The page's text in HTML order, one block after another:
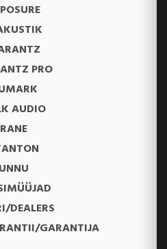
PRO
AUDIO
RANE
UNNU
DEALERS
GARANTIJA